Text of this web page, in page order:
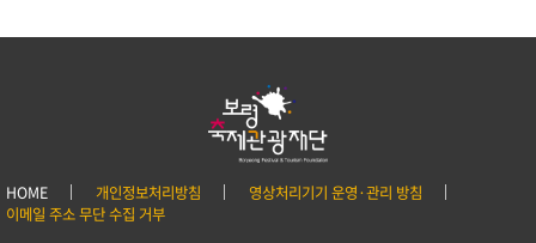
HOME 개인정보처리방침
영상처리기기 운영·관리 방침
이메일 주소 무단 수집 거부